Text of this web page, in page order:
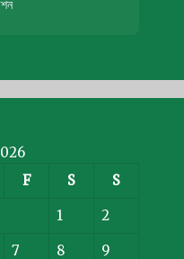
F S S
1 2
7 8 9